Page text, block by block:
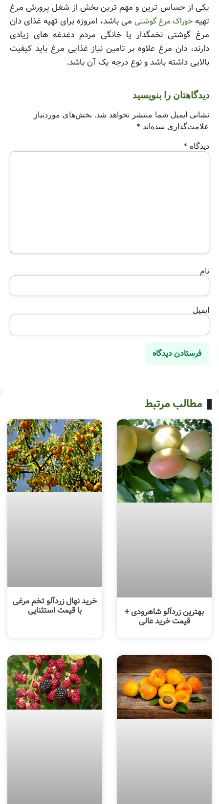
یکی از حساس ترین و مهم ترین بخش از شغل پرورش مرغ
تهیهخوراک مرغ گوشتی می باشد، امروزه برای تهیه غذای دان
مرغ گوشتی تخمگذار یا خانگی مردم دغدغه های زیادی
دارند، دان مرغ علاوه بر تامین نیاز غذایی مرغ باید کیفیت
بالایی داشته باشد و نوع درجه یک آن باشد.
دیدگاهتان را بنویسید
نشانی ایمیل شما منتشر نخواهد شد. بخش‌های موردنیاز
علامت‌گذاری شده‌اند *
دیدگاه *
نام
ایمیل
مطالب مرتبط
بهترین زردآلو شاهرودی +
قیمت خرید عالی
خرید نهال زردآلو تخم مرغی
با قیمت استثنایی